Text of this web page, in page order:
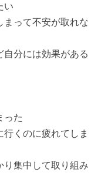
い
まって不安が取れな
分には効果がある
った
くのに疲れてしま
り集中して取り組み